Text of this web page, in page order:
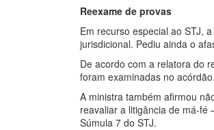
Reexame de provas
Em recurso especial ao STJ,
jurisdicional. Pediu ainda o
De acordo com a relatora do
foram examinadas no
A ministra também afirmou
reavaliar a litigância de má-fé
Súmula 7 do STJ.